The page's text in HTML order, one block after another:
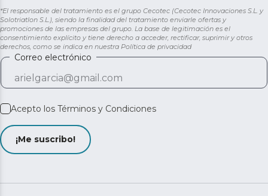
*El responsable del tratamiento es el grupo Cecotec (Cecotec Innovaciones S.L. y
Solotriatlon S.L.), siendo la finalidad del tratamiento enviarle ofertas y
promociones de las empresas del grupo. La base de legitimación es el
consentimiento explícito y tiene derecho a acceder, rectificar, suprimir y otros
derechos, como se indica en nuestra Política de privacidad
Correo electrónico
Acepto los Términos y Condiciones
¡Me suscribo!